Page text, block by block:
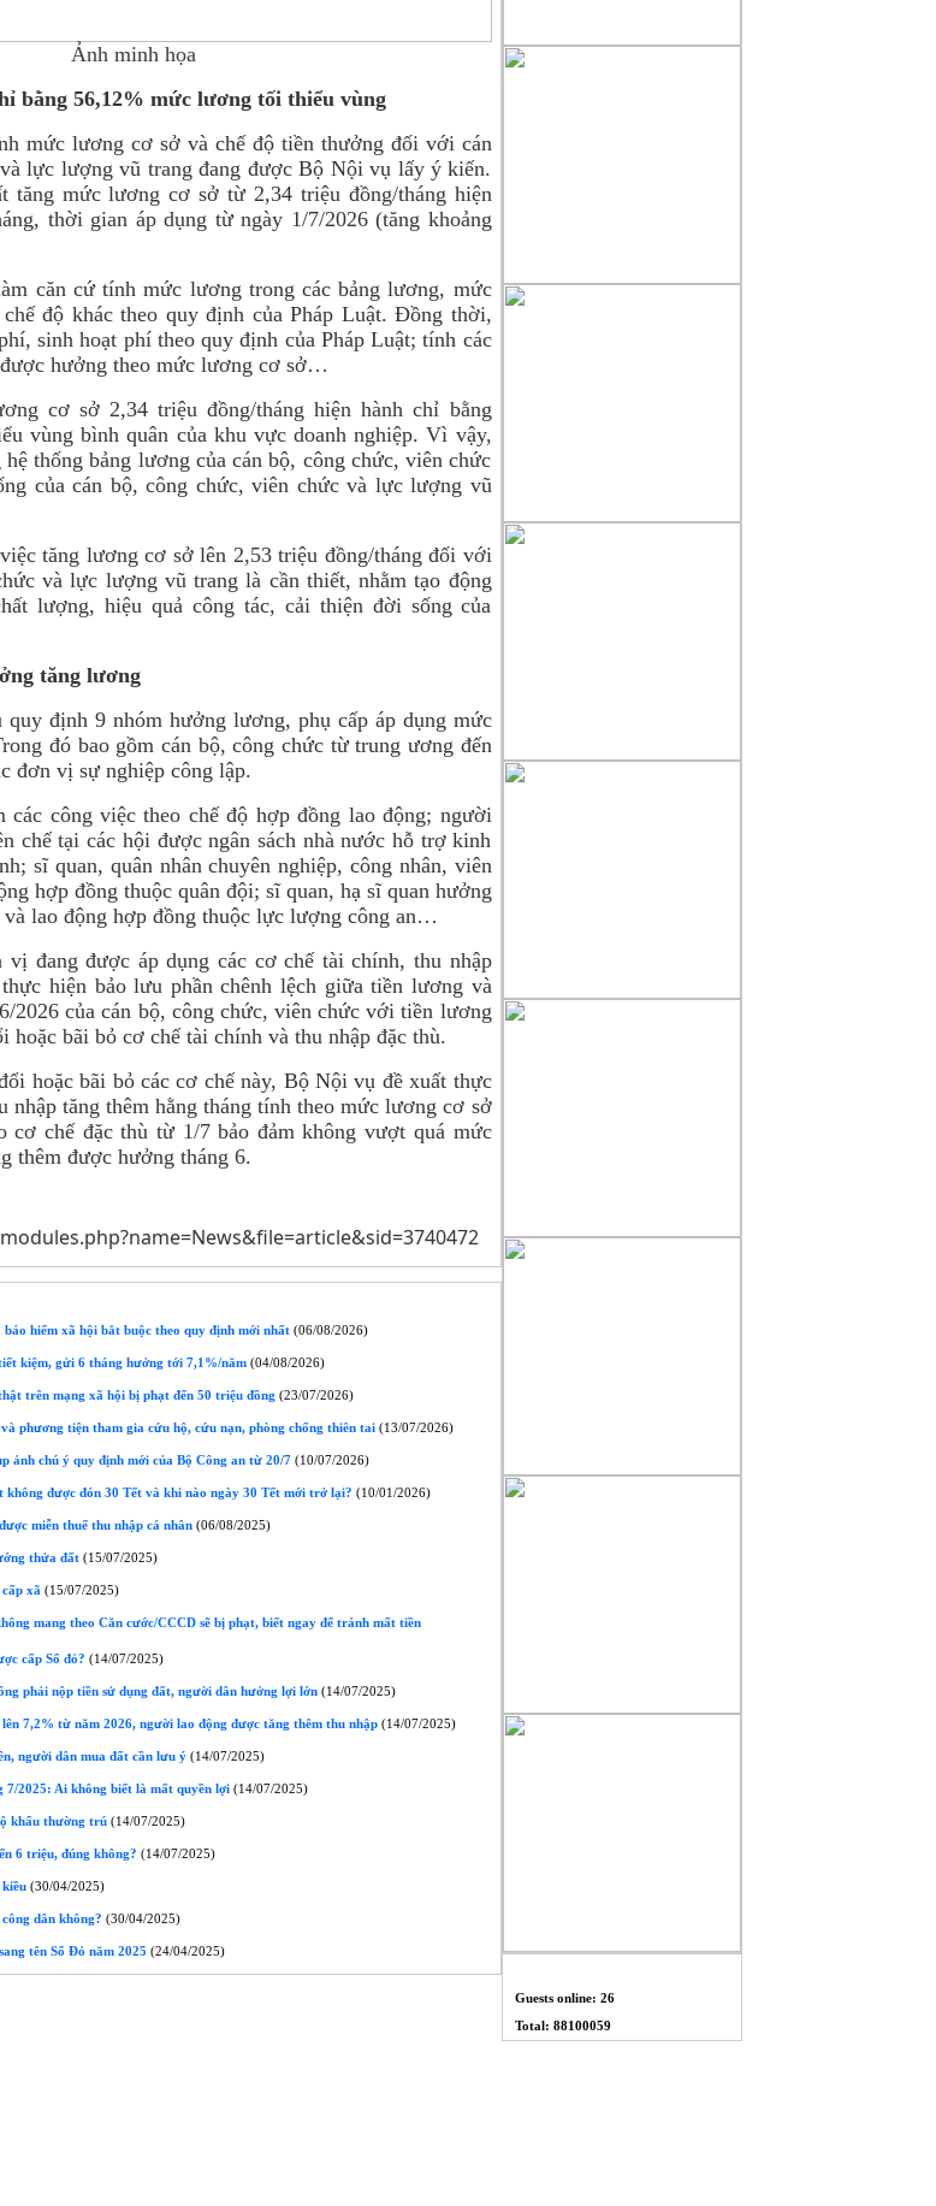
Ảnh minh họa
bằng 56,12% mức lương tối thiểu vùng
mức lương cơ sở và chế độ tiền thưởng đối với cán
lực lượng vũ trang đang được Bộ Nội vụ lấy ý kiến.
tăng mức lương cơ sở từ 2,34 triệu đồng/tháng hiện
thời gian áp dụng từ ngày 1/7/2026 (tăng khoảng
căn cứ tính mức lương trong các bảng lương, mức
độ khác theo quy định của Pháp Luật. Đồng thời,
sinh hoạt phí theo quy định của Pháp Luật; tính các
hưởng theo mức lương cơ sở…
cơ sở 2,34 triệu đồng/tháng hiện hành chỉ bằng
vùng bình quân của khu vực doanh nghiệp. Vì vậy,
thống bảng lương của cán bộ, công chức, viên chức
của cán bộ, công chức, viên chức và lực lượng vũ
tăng lương cơ sở lên 2,53 triệu đồng/tháng đối với
và lực lượng vũ trang là cần thiết, nhằm tạo động
lượng, hiệu quả công tác, cải thiện đời sống của
tăng lương
định 9 nhóm hưởng lương, phụ cấp áp dụng mức
đó bao gồm cán bộ, công chức từ trung ương đến
đơn vị sự nghiệp công lập.
công việc theo chế độ hợp đồng lao động; người
chế tại các hội được ngân sách nhà nước hỗ trợ kinh
sĩ quan, quân nhân chuyên nghiệp, công nhân, viên
hợp đồng thuộc quân đội; sĩ quan, hạ sĩ quan hưởng
lao động hợp đồng thuộc lực lượng công an…
đang được áp dụng các cơ chế tài chính, thu nhập
hiện bảo lưu phần chênh lệch giữa tiền lương và
2026 của cán bộ, công chức, viên chức với tiền lương
hoặc bãi bỏ cơ chế tài chính và thu nhập đặc thù.
hoặc bãi bỏ các cơ chế này, Bộ Nội vụ đề xuất thực
nhập tăng thêm hằng tháng tính theo mức lương cơ sở
cơ chế đặc thù từ 1/7 bảo đảm không vượt quá mức
thêm được hưởng tháng 6.
hiểm xã hội bắt buộc theo quy định mới nhất(06/08/2026)
kiệm, gửi 6 tháng hưởng tới 7,1%/năm(04/08/2026)
trên mạng xã hội bị phạt đến 50 triệu đồng (23/07/2026)
phương tiện tham gia cứu hộ, cứu nạn, phòng chống thiên tai(13/07/2026)
ảnh chú ý quy định mới của Bộ Công an từ 20/7(10/07/2026)
được đón 30 Tết và khi nào ngày 30 Tết mới trở lại? (10/01/2026)
miễn thuế thu nhập cá nhân(06/08/2025)
thửa đất(15/07/2025)
xã (15/07/2025)
mang theo Căn cước/CCCD sẽ bị phạt, biết ngay để tránh mất tiền
cấp Sổ đỏ? (14/07/2025)
phải nộp tiền sử dụng đất, người dân hưởng lợi lớn(14/07/2025)
7,2% từ năm 2026, người lao động được tăng thêm thu nhập(14/07/2025)
người dân mua đất cần lưu ý(14/07/2025)
2025: Ai không biết là mất quyền lợi(14/07/2025)
khẩu thường trú(14/07/2025)
6 triệu, đúng không? (14/07/2025)
(30/04/2025)
dân không? (30/04/2025)
tên Sổ Đỏ năm 2025 (24/04/2025)
người làm báo không chuyên nên
gửi
Guests online: 26
Total: 88100059